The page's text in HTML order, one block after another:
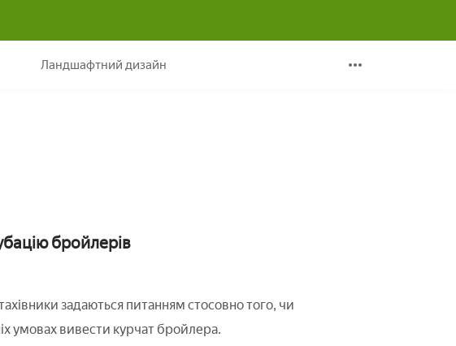
Ландшафтний дизайн
бройлерів
задаються питанням стосовно того, чи
умовах вивести курчат бройлера.